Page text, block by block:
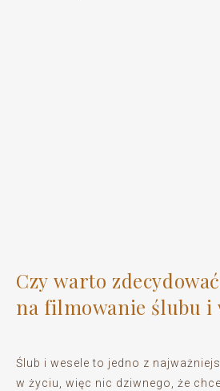
Czy warto
na filmowanie ślubu i
Ślub i wesele to jedno z
w życiu, więc nic dziwnego, że